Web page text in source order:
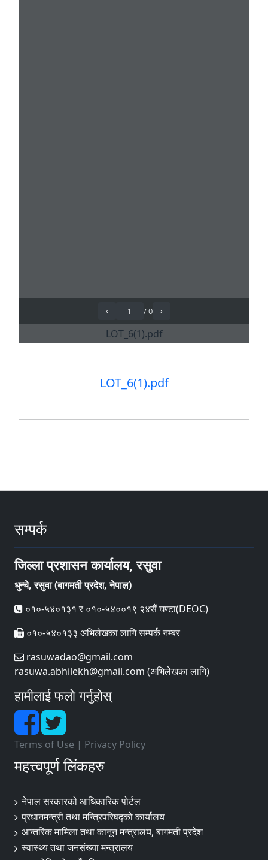
LOT_6(1).pdf
सम्पर्क
जिल्ला प्रशासन कार्यालय, रसुवा
धुन्चे, रसुवा (बागमती प्रदेश, नेपाल)
०१०-५४०१३१ र ०१०-५४००१९ २४सैं घण्टा(DEOC)
०१०-५४०१३३ अभिलेखका लागि सम्पर्क नम्बर
rasuwadao@gmail.com
rasuwa.abhilekh@gmail.com (अभिलेखका लागि)
हामीलाई फलो गर्नुहोस्
Terms of Use | Privacy Policy
महत्त्वपूर्ण लिंकहरु
नेपाल सरकारको आधिकारिक पोर्टल
प्रधानमन्त्री तथा मन्त्रिपरिषद्‍को कार्यालय
आन्तरिक मामिला तथा कानून मन्त्रालय, बागमती प्रदेश
स्वास्थ्य तथा जनसंख्या मन्त्रालय